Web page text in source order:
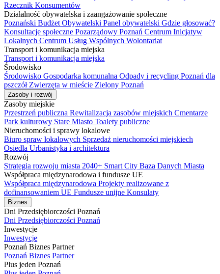
Rzecznik Konsumentów
Działalność obywatelska i zaangażowanie społeczne
Poznański Budżet Obywatelski Panel obywatelski Gdzie głosować?
Konsultacje społeczne Pozarządowy Poznań Centrum Inicjatyw
Lokalnych Centrum Usług Wspólnych Wolontariat
Transport i komunikacja miejska
Transport i komunikacja miejska
Środowisko
Środowisko Gospodarka komunalna Odpady i recycling Poznań dla
pszczół Zwierzęta w mieście Zielony Poznań
Zasoby i rozwój
Zasoby miejskie
Przestrzeń publiczna Rewitalizacja zasobów miejskich Cmentarze
Park kulturowy Stare Miasto Toalety publiczne
Nieruchomości i sprawy lokalowe
Biuro spraw lokalowych Sprzedaż nieruchomości miejskiech
Osiedla Urbanistyka i architektura
Rozwój
Strategia rozwoju miasta 2040+ Smart City Baza Danych Miasta
Współpraca międzynarodowa i fundusze UE
Współpraca międzynarodowa Projekty realizowane z
dofinansowaniem UE Fundusze unijne Konsulaty
Biznes
Dni Przedsiębiorczości Poznań
Dni Przedsiębiorczości Poznań
Inwestycje
Inwestycje
Poznań Biznes Partner
Poznań Biznes Partner
Plus jeden Poznań